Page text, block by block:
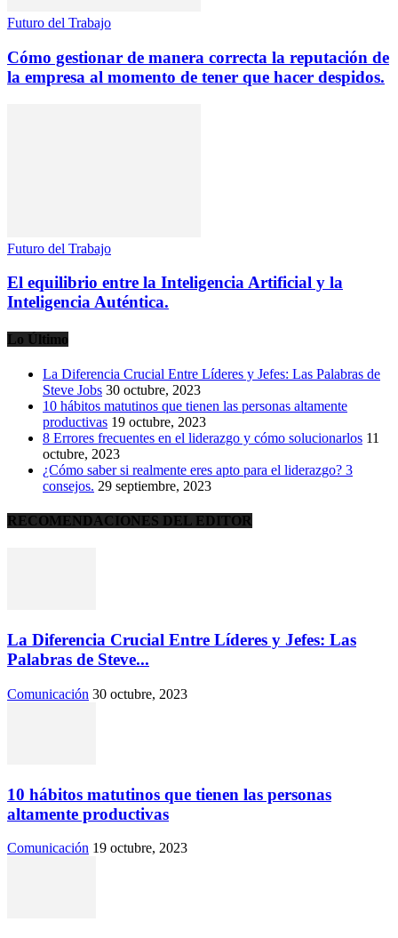
Futuro del Trabajo
Cómo gestionar de manera correcta la reputación de
la empresa al momento de tener que hacer despidos.
Futuro del Trabajo
El equilibrio entre la Inteligencia Artificial y la
Inteligencia Auténtica.
Lo Último
La Diferencia Crucial Entre Líderes y Jefes: Las Palabras de
Steve Jobs 30 octubre, 2023
10 hábitos matutinos que tienen las personas altamente
productivas 19 octubre, 2023
8 Errores frecuentes en el liderazgo y cómo solucionarlos 11
octubre, 2023
¿Cómo saber si realmente eres apto para el liderazgo? 3
consejos. 29 septiembre, 2023
RECOMENDACIONES DEL EDITOR
La Diferencia Crucial Entre Líderes y Jefes: Las
Palabras de Steve...
Comunicación 30 octubre, 2023
10 hábitos matutinos que tienen las personas
altamente productivas
Comunicación 19 octubre, 2023